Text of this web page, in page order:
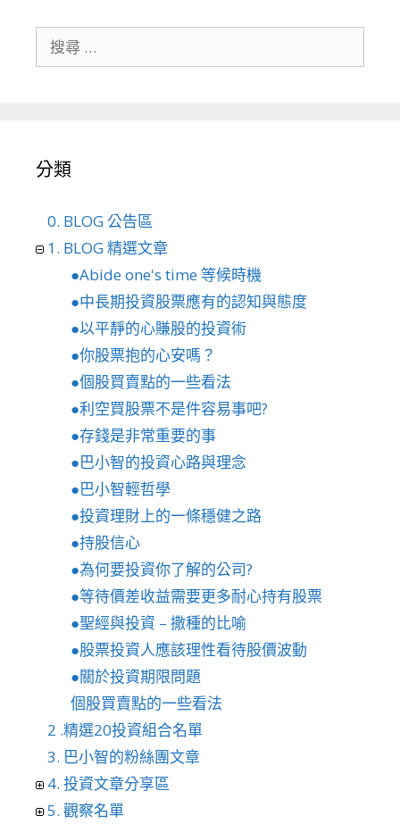
搜尋關於：
分類
0. BLOG 公告區
1. BLOG 精選文章
●Abide one's time 等候時機
●中長期投資股票應有的認知與態度
●以平靜的心賺股的投資術
●你股票抱的心安嗎？
●個股買賣點的一些看法
●利空買股票不是件容易事吧?
●存錢是非常重要的事
●巴小智的投資心路與理念
●巴小智輕哲學
●投資理財上的一條穩健之路
●持股信心
●為何要投資你了解的公司?
●等待價差收益需要更多耐心持有股票
●聖經與投資 – 撒種的比喻
●股票投資人應該理性看待股價波動
●關於投資期限問題
個股買賣點的一些看法
2 .精選20投資組合名單
3. 巴小智的粉絲團文章
4. 投資文章分享區
5. 觀察名單